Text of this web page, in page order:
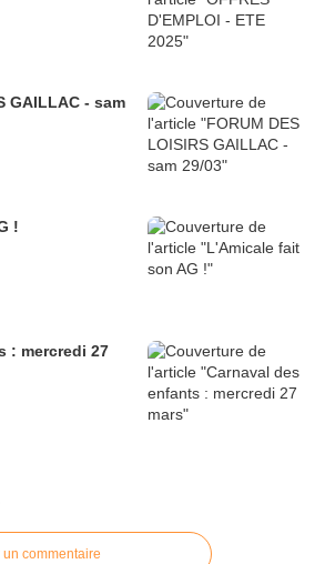
GAILLAC - sam
!
: mercredi 27
un commentaire